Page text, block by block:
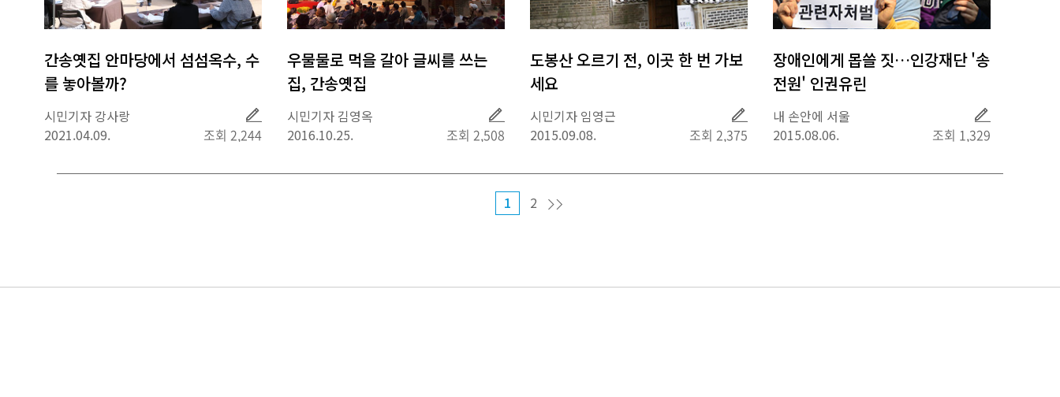
간송옛집 안마당에서 섬섬옥수, 수
를 놓아볼까?
시민기자 강사랑
2021.04.09.
취
재
조회 2,244
우물물로 먹을 갈아 글씨를 쓰는
집, 간송옛집
시민기자 김영옥
2016.10.25.
취
재
조회 2,508
도봉산 오르기 전, 이곳 한 번 가보
세요
시민기자 임영근
2015.09.08.
취
재
조회 2,375
장애인에게 몹쓸 짓…인강재단 '송
전원' 인권유린
내 손안에 서울
2015.08.06.
취
재
조회 1,329
1 2